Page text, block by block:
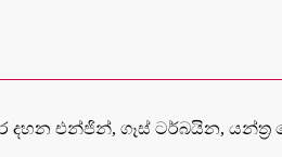
දහන එන්ජින්, ගෑස් ටර්බයින,